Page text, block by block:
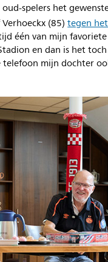
spelers het
Verhoeckx (85)tegen
één van mijn
en dan is het
telefoon mijn dochter